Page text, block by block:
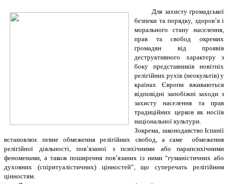
Для захисту громадської
безпеки та порядку, здоров’я і
морального стану населення,
прав та свобод окремих
громадян від проявів
деструктивного характеру з
боку представників новітніх
релігійних рухів (неокультів) у
країнах Європи вживаються
відповідні запобіжні заходи з
захисту населення та прав
традиційних церков як носіїв
національної культури.
Зокрема, законодавство Іспанії
встановлює певне обмеження релігійних свобод, а саме обмеження
релігійної діяльності, пов’язаної з психічними або парапсихічними
феноменами, а також поширення пов’язаних із ними “гуманістичних або
духовних (спіритуалістичних) цінностей”, що суперечать релігійним
цінностям.